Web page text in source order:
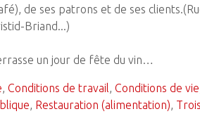
de ses patrons et de ses
Briand...)
un jour de fête du vin…
, Conditions de travail, Conditions de vie
, Restauration (alimentation),